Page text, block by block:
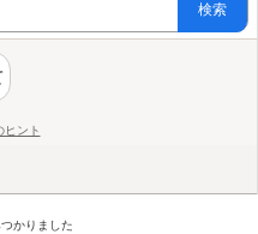
検索
ヒント
かりました